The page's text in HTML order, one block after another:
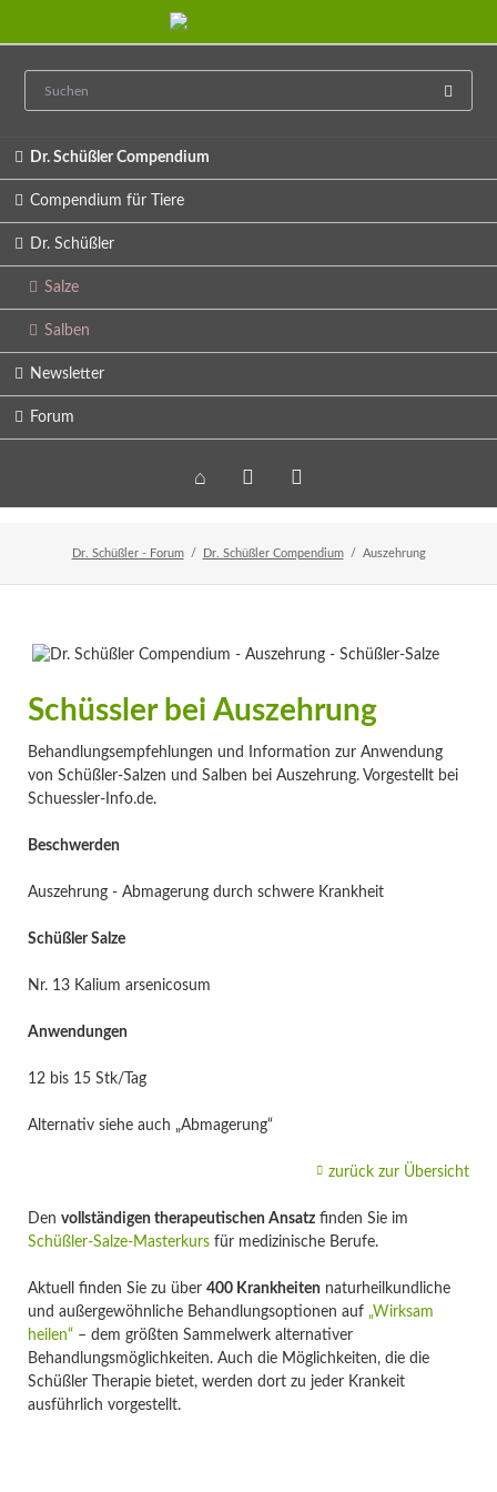
Dr. Schüßler Compendium
Compendium für Tiere
Dr. Schüßler
Salze
Salben
Newsletter
Forum
Home Veranstaltungen
Newsletter
Dr. Schüßler - Forum Dr. Schüßler Compendium Auszehrung
Schüssler bei Auszehrung
Behandlungsempfehlungen und Information zur Anwendung
von Schüßler-Salzen und Salben bei Auszehrung. Vorgestellt bei
Schuessler-Info.de.
Beschwerden
Auszehrung - Abmagerung durch schwere Krankheit
Schüßler Salze
Nr. 13 Kalium arsenicosum
Anwendungen
12 bis 15 Stk/Tag
Alternativ siehe auch „Abmagerung“
zurück zur Übersicht
Den vollständigen therapeutischen Ansatzfinden Sie im
Schüßler-Salze-Masterkursfür medizinische Berufe.
Aktuell finden Sie zu über 400 Krankheiten naturheilkundliche
und außergewöhnliche Behandlungsoptionen auf „Wirksam
heilen“– dem größten Sammelwerk alternativer
Behandlungsmöglichkeiten. Auch die Möglichkeiten, die die
Schüßler Therapie bietet, werden dort zu jeder Krankeit
ausführlich vorgestellt.